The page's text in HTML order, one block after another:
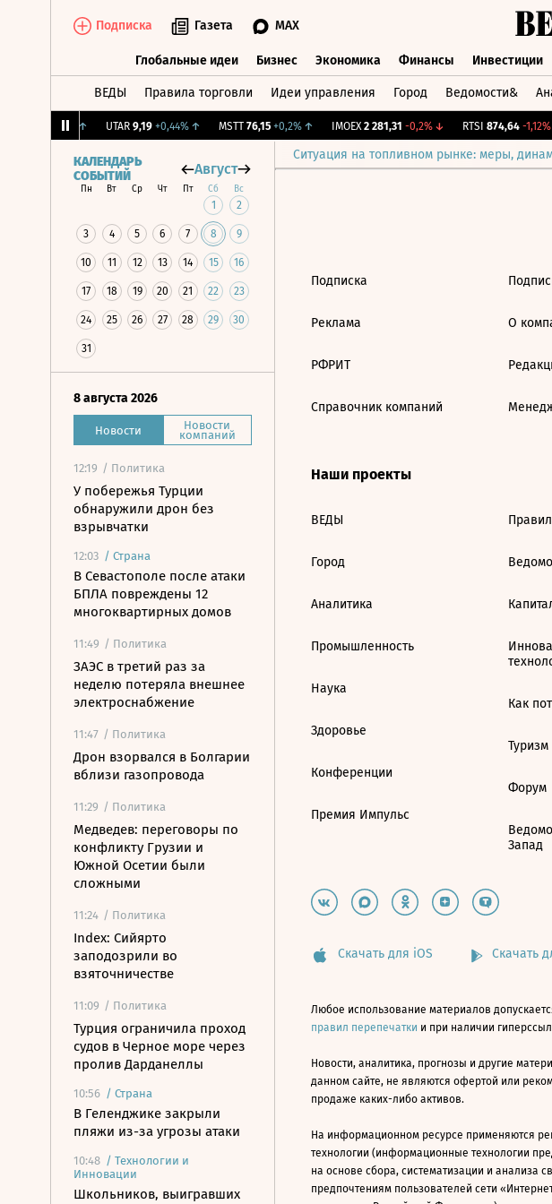
Подписка Газета MAX
Глобальные идеи Бизнес Экономика Финансы Инвестиции
ВЕДЫ Правила торговли Идеи управления Город Ведомости&
UTAR 9,19 +0,44%↑ MSTT 76,15 +0,2%↑ IMOEX 2 281,31 -0,2%↓ RTSI 874,64 -1,12%
Ситуация на топливном рынке: меры,
КАЛЕНДАРЬ
СОБЫТИЙ
Август
Пн Вт Ср Чт Пт Сб Вс
1 2
3 4 5 6 7 8 9
10 11 12 13 14 15 16
17 18 19 20 21 22 23
24 25 26 27 28 29 30
31
8 августа 2026
Новости Новости
компаний
12:19 / Политика
У побережья Турции
обнаружили дрон без
взрывчатки
12:03 / Страна
В Севастополе после атаки
БПЛА повреждены 12
многоквартирных домов
11:49 / Политика
ЗАЭС в третий раз за
неделю потеряла внешнее
электроснабжение
11:47 / Политика
Дрон взорвался в Болгарии
вблизи газопровода
11:29 / Политика
Медведев: переговоры по
конфликту Грузии и
Южной Осетии были
сложными
11:24 / Политика
Index: Сийярто
заподозрили во
взяточничестве
11:09 / Политика
Турция ограничила проход
судов в Черное море через
пролив Дарданеллы
10:56 / Страна
В Геленджике закрыли
пляжи из-за угрозы атаки
10:48 / Технологии и
Инновации
Школьников, выигравших
Подписка
Реклама
РФРИТ
Справочник компаний
О
Наши проекты
ВЕДЫ
Город
Аналитика
Промышленность
Наука
Здоровье
Конференции
Премия Импульс
Как
Туризм
Форум
Запад
Скачать для iOS Скачать
Любое использование материалов
правил перепечатки и при наличии
Новости, аналитика, прогнозы и другие
данном сайте, не являются офертой или
продаже каких-либо активов.
На информационном ресурсе применяются
технологии (информационные технологии
на основе сбора, систематизации и анализа
предпочтениям пользователей сети